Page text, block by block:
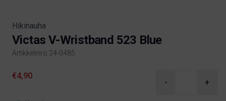
Hikinauha
Victas V-Wristband 523 Blue
Artikkelinro:24-0485
Product information
€4,90
- +